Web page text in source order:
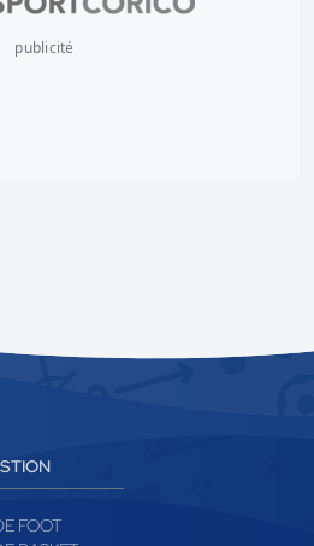
publicité
FOOT